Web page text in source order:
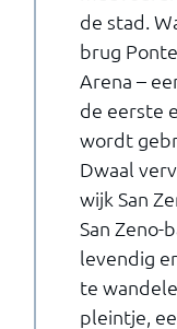
de stad.
brug
Arena –
de eerste
wordt
Dwaal
wijk San
San Zeno-
levendig
te
pleintje,